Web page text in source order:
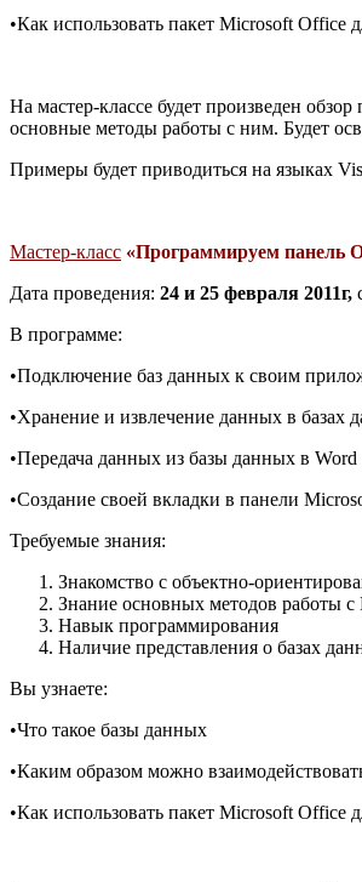
•Как использовать пакет Microsoft Office
На мастер-классе будет произведен
основные методы работы с ним. Будет
Примеры будет приводиться на языках
Мастер-класс «Программируем панель
Дата проведения: 24 и 25 февраля 2011г,
В программе:
•Подключение баз данных к своим
•Хранение и извлечение данных в базах
•Передача данных из базы данных в Word
•Создание своей вкладки в панели
Требуемые знания:
Знакомство с объектно-
Знание основных методов работы
Навык программирования
Наличие представления о базах
Вы узнаете:
•Что такое базы данных
•Каким образом можно
•Как использовать пакет Microsoft